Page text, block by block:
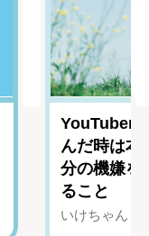
YouTuber
んだ時は
分の機嫌を
ること
いけちゃん（